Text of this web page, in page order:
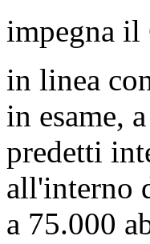
impegna il
in linea
in esame,
predetti
all'interno
a 75.000